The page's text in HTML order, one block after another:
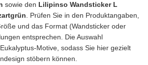
sowie den Lilipinso Wandsticker L
. Prüfen Sie in den Produktangaben,
und das Format (Wandsticker oder
entsprechen. Die Auswahl
Motive, sodass Sie hier gezielt
stöbern können.